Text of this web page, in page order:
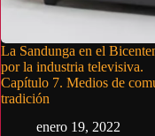
La Sandunga en el
por la industria televisiva.
Capítulo 7. Medios de
tradición
enero 19, 2022